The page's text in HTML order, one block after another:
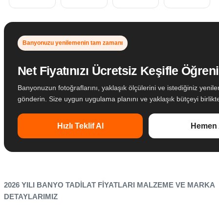
Banyonuzu yenilemenin tam zamanı
Net Fiyatınızı Ücretsiz Keşifle
Banyonuzun fotoğraflarını, yaklaşık ölçülerini ve istediğiniz
gönderin. Size uygun uygulama planını ve yaklaşık bütçeyi
Hızlı Teklif Al Hemen
2026 YILI BANYO TADİLAT FİYATLARI MALZEME VE MARKA
DETAYLARIMIZ